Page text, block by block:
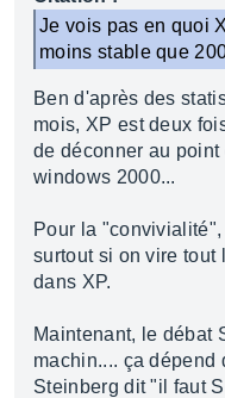
Je vois pas en quoi
moins stable que
Ben d'après des
mois, XP est deux
de déconner au
windows 2000...
Pour la
surtout si on vire tout
dans XP.
Maintenant, le débat
machin.... ça dépend
Steinberg dit "il faut